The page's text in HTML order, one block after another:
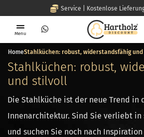
Service | Kostenlose
Menu
HomeStahlküchen: robust, widerstandsfähig
Stahlküchen: robust,
und stilvoll
Die Stahlküche ist der neue Trend in
Innenarchitektur. Sind Sie verliebt in
und suchen Sie noch nach